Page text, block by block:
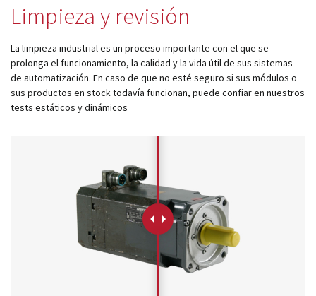
Limpieza y revisión
La limpieza industrial es un proceso importante con el que se
prolonga el funcionamiento, la calidad y la vida útil de sus sistemas
de automatización. En caso de que no esté seguro si sus módulos o
sus productos en stock todavía funcionan, puede confiar en nuestros
tests estáticos y dinámicos